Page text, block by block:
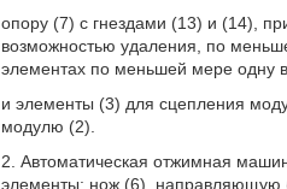
опору (7) с гнездами (13) и (14),
возможностью удаления, по
элементах по меньшей мере одну
и элементы (3) для сцепления
модулю (2).
2. Автоматическая отжимная
элементы: нож (6), направляющую